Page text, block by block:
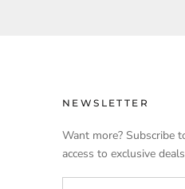
NEWSLETTER
Want more? Subscribe
access to exclusive